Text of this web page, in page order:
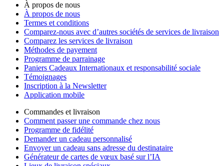
À propos de nous
À propos de nous
Termes et conditions
Comparez-nous avec d’autres sociétés de services de livraison
Comparez les services de livraison
Méthodes de payement
Programme de parrainage
Paniers Cadeaux Internationaux et responsabilité sociale
Témoignages
Inscription à la Newsletter
Application mobile
Commandes et livraison
Comment passer une commande chez nous
Programme de fidélité
Demander un cadeau personnalisé
Envoyer un cadeau sans adresse du destinataire
Générateur de cartes de vœux basé sur l’IA